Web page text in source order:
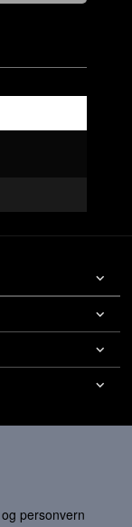
personvern